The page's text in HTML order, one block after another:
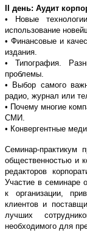
II день: Аудит
• Новые
использование
• Финансовые и
издания.
• Типография.
проблемы.
• Выбор самого
радио, журнал или
• Почему многие
СМИ.
• Конвергентные
Семинар-практикум
общественностью и
редакторов
Участие в семинаре
к организации,
клиентов и
лучших
необходимого для